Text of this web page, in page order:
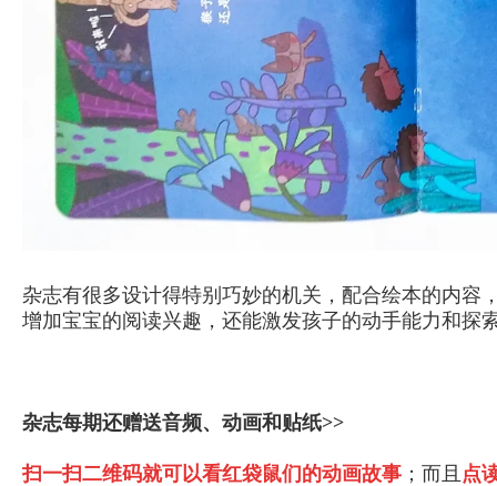
杂志有很多设计得特别巧妙的机关，配合绘本的内容
增加宝宝的阅读兴趣，还能激发孩子的动手能力和探
杂志每期还赠送音频、动画和贴纸>>
扫一扫二维码就可以看红袋鼠们的动画故事 ；而且 点